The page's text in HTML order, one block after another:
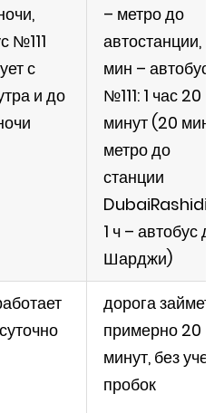
№111
с
и до
– метро до
автостанции,
мин – автобус),
№111: 1 час 20
минут (20 мин –
метро до
станции
1 ч – автобус до
Шарджи)
дорога займет
примерно 20
минут, без учета
пробок